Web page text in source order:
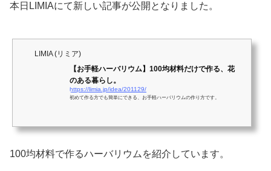
本日LIMIAにて新しい記事が公開となりました。
LIMIA (リミア)
【お手軽ハーバリウム】100均材料だけで作る、花
のある暮らし。
https://limia.jp/idea/201129/
初めて作る方でも簡単にできる、お手軽ハーバリウムの作り方です。
100均材料で作るハーバリウムを紹介しています。